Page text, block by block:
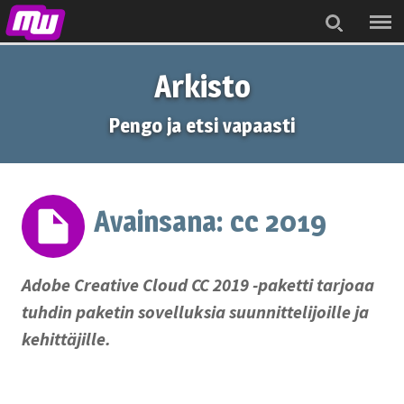
Arkisto
Pengo ja etsi vapaasti
Avainsana: cc 2019
Adobe Creative Cloud CC 2019 -paketti tarjoaa
tuhdin paketin sovelluksia suunnittelijoille ja
kehittäjille.